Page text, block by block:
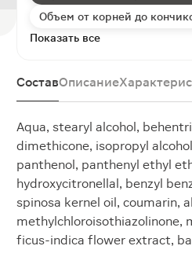
Объем от корней до
Показать все
СоставОписание
Aqua, stearyl alcohol,
dimethicone, isopropyl
panthenol, panthenyl ethyl
hydroxycitronellal, benzyl
spinosa kernel oil, coumarin,
methylchloroisothiazolinone,
ficus-indica flower extract,